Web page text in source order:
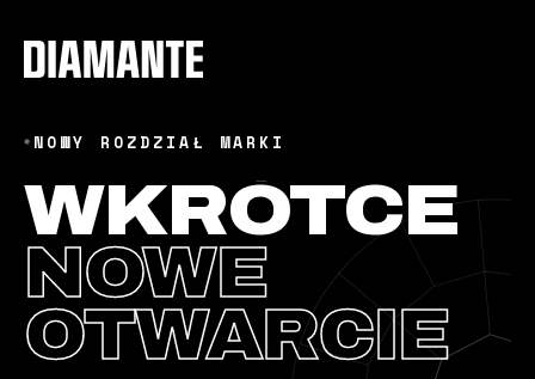
◆NOWY ROZDZIAŁ MARKI
WKRÓTCE
NOWE
OTWARCIE